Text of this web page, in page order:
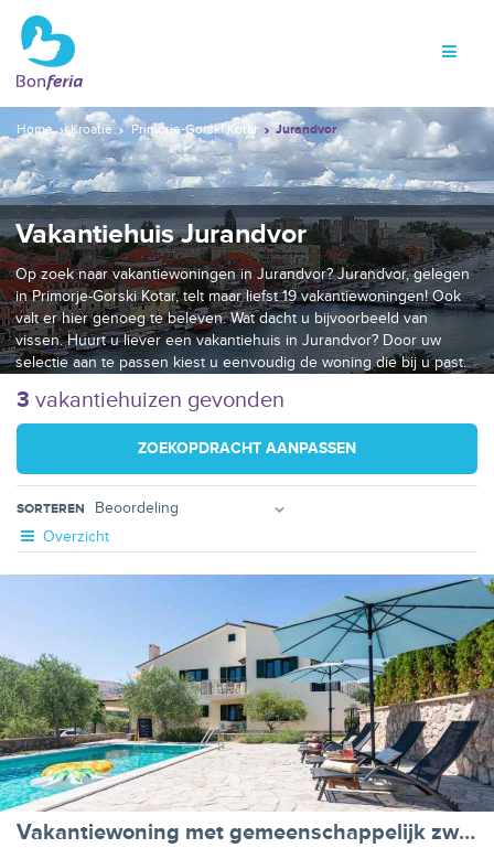
Home Kroatië Primorje-Gorski Kotar Jurandvor
Vakantiehuis Jurandvor
Op zoek naar vakantiewoningen in Jurandvor? Jurandvor, gelegen
in Primorje-Gorski Kotar, telt maar liefst 19 vakantiewoningen! Ook
valt er hier genoeg te beleven. Wat dacht u bijvoorbeeld van
vissen. Huurt u liever een vakantiehuis in Jurandvor? Door uw
selectie aan te passen kiest u eenvoudig de woning die bij u past.
3 vakantiehuizen gevonden
ZOEKOPDRACHT AANPASSEN
SORTEREN
Overzicht
Vakantiewoning met gemeenschappelijk zwembad - BF-F4RB3